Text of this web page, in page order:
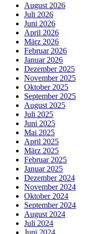
August 2026
Juli 2026
Juni 2026
April 2026
März 2026
Februar 2026
Januar 2026
Dezember 2025
November 2025
Oktober 2025
September 2025
August 2025
Juli 2025
Juni 2025
Mai 2025
April 2025
März 2025
Februar 2025
Januar 2025
Dezember 2024
November 2024
Oktober 2024
September 2024
August 2024
Juli 2024
Juni 2024